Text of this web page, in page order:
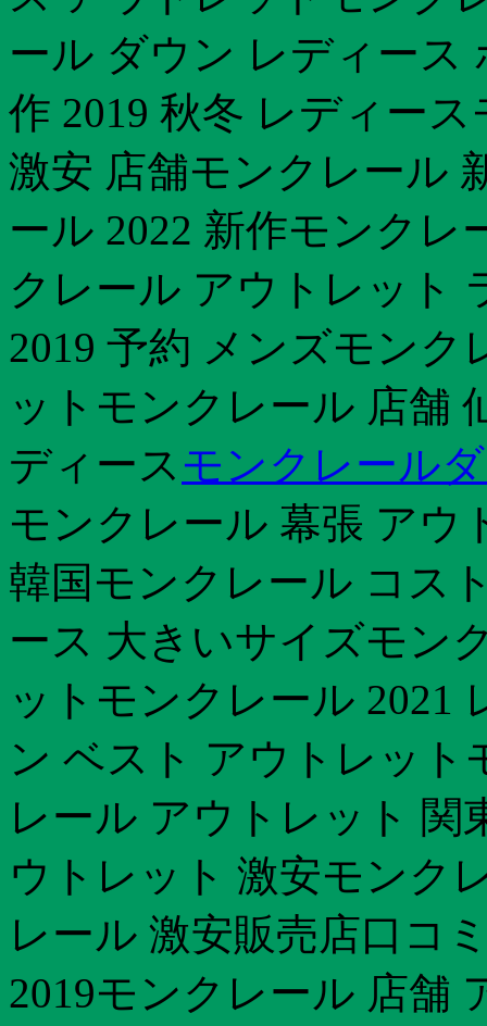
ール ダウン レディース
作 2019 秋冬 レディー
激安 店舗モンクレール
ール 2022 新作モンク
クレール アウトレット
2019 予約 メンズモン
ットモンクレール 店舗
ディース モンクレール
モンクレール 幕張 アウ
韓国モンクレール コス
ース 大きいサイズモン
ットモンクレール 2021
ン ベスト アウトレット
レール アウトレット 関
ウトレット 激安モンク
レール 激安販売店口コ
2019モンクレール 店舗